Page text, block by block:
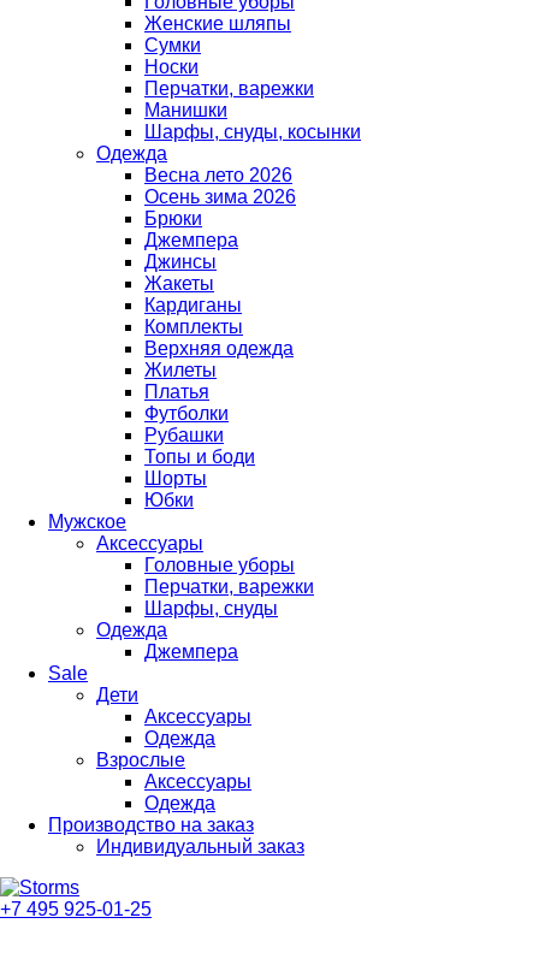
Женские шляпы
Сумки
Носки
Перчатки, варежки
Манишки
Шарфы, снуды, косынки
Одежда
Весна лето 2026
Осень зима 2026
Брюки
Джемпера
Джинсы
Жакеты
Кардиганы
Комплекты
Верхняя одежда
Жилеты
Платья
Футболки
Рубашки
Топы и боди
Шорты
Юбки
Мужское
Аксессуары
Головные уборы
Перчатки, варежки
Шарфы, снуды
Одежда
Джемпера
Sale
Дети
Аксессуары
Одежда
Взрослые
Аксессуары
Одежда
Производство на заказ
Индивидуальный заказ
+7 495 925-01-25